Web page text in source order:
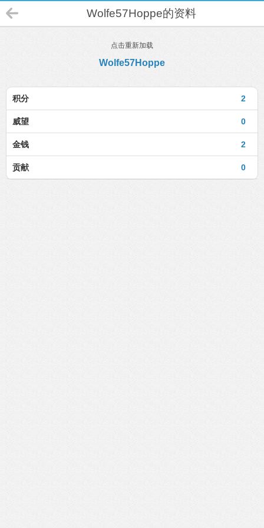
Wolfe57Hoppe的资料
点击重新加载
Wolfe57Hoppe
2
积分
0
威望
2
金钱
0
贡献